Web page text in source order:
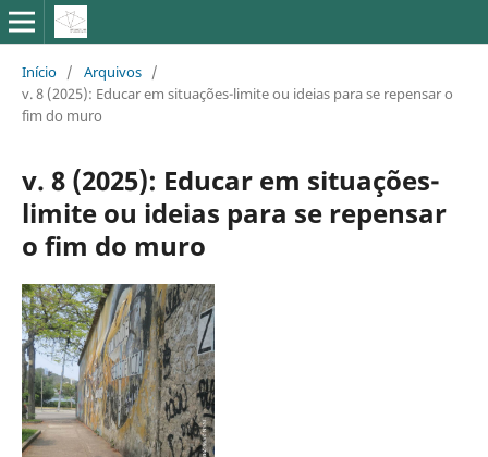
Início / Arquivos /
v. 8 (2025): Educar em situações-limite ou ideias para se repensar o
fim do muro
v. 8 (2025): Educar em situações-
limite ou ideias para se repensar
o fim do muro